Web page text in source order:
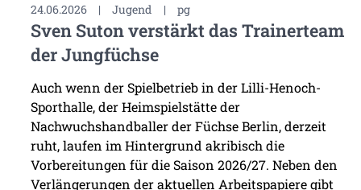
24.06.2026 | Jugend | pg
Sven Suton verstärkt das Trainerteam
der Jungfüchse
Auch wenn der Spielbetrieb in der Lilli-Henoch-
Sporthalle, der Heimspielstätte der
Nachwuchshandballer der Füchse Berlin, derzeit
ruht, laufen im Hintergrund akribisch die
Vorbereitungen für die Saison 2026/27. Neben den
Verlängerungen der aktuellen Arbeitspapiere gibt